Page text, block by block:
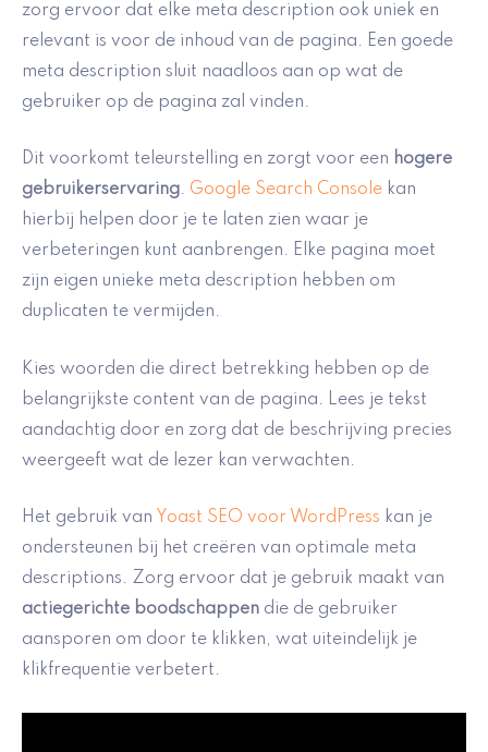
zorg ervoor dat elke meta description ook uniek en
relevant is voor de inhoud van de pagina. Een goede
meta description sluit naadloos aan op wat de
gebruiker op de pagina zal vinden.
Dit voorkomt teleurstelling en zorgt voor een hogere
gebruikerservaring. Google Search Console kan
hierbij helpen door je te laten zien waar je
verbeteringen kunt aanbrengen. Elke pagina moet
zijn eigen unieke meta description hebben om
duplicaten te vermijden.
Kies woorden die direct betrekking hebben op de
belangrijkste content van de pagina. Lees je tekst
aandachtig door en zorg dat de beschrijving precies
weergeeft wat de lezer kan verwachten.
Het gebruik van Yoast SEO voor WordPress kan je
ondersteunen bij het creëren van optimale meta
descriptions. Zorg ervoor dat je gebruik maakt van
actiegerichte boodschappen die de gebruiker
aansporen om door te klikken, wat uiteindelijk je
klikfrequentie verbetert.